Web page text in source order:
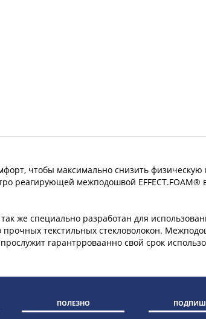
чтобы максимально снизить физическую
реагирующей межподошвой EFFECT.FOAM®
же специально разработан для
текстильных стекловолокон.
гарантрроваанно свой срок
ПОЛЕЗНО